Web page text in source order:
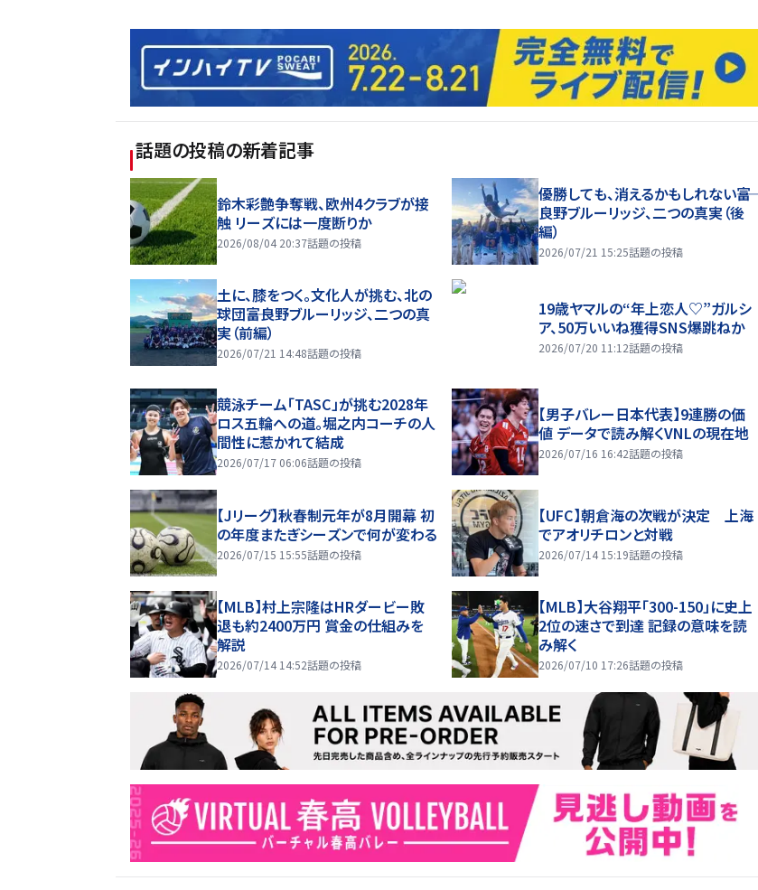
話題の投稿の新着記事
鈴木彩艶争奪戦、欧州4クラブが接
触 リーズには一度断りか
2026/08/04 20:37話題の投稿
優勝しても、消えるかもしれない――富
良野ブルーリッジ、二つの真実（後
編）
2026/07/21 15:25話題の投稿
土に、膝をつく。文化人が挑む、北の
球団――富良野ブルーリッジ、二つの真
実（前編）
2026/07/21 14:48話題の投稿
19歳ヤマルの“年上恋人♡”ガルシ
ア、50万いいね獲得SNS爆跳ねか
2026/07/20 11:12話題の投稿
競泳チーム「TASC」が挑む2028年
ロス五輪への道。堀之内コーチの人
間性に惹かれて結成
2026/07/17 06:06話題の投稿
【男子バレー日本代表】9連勝の価
値 データで読み解くVNLの現在地
2026/07/16 16:42話題の投稿
【Jリーグ】秋春制元年が8月開幕 初
の年度またぎシーズンで何が変わる
2026/07/15 15:55話題の投稿
【UFC】朝倉海の次戦が決定 上海
でアオリチロンと対戦
2026/07/14 15:19話題の投稿
【MLB】村上宗隆はHRダービー敗
退も約2400万円 賞金の仕組みを
解説
2026/07/14 14:52話題の投稿
【MLB】大谷翔平「300-150」に史上
2位の速さで到達 記録の意味を読
み解く
2026/07/10 17:26話題の投稿